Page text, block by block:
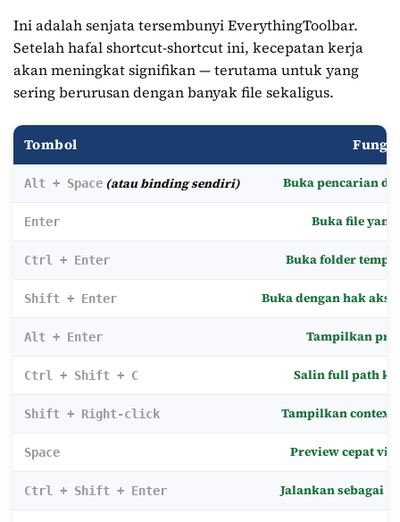
Ini adalah senjata tersembunyi EverythingToolbar.
Setelah hafal shortcut-shortcut ini, kecepatan kerja
akan meningkat signifikan — terutama untuk yang
sering berurusan dengan banyak file sekaligus.
Tombol Fungsi
Alt + Space (atau binding sendiri) Buka pencarian
Enter Buka file
Ctrl + Enter Bukafolder
Shift + Enter Buka dengan hak
Alt + Enter Tampilkan
Ctrl + Shift + C Salin full path
Shift + Right-click Tampilkan context
Space Preview cepat via
Ctrl + Shift + Enter Jalankan sebagai